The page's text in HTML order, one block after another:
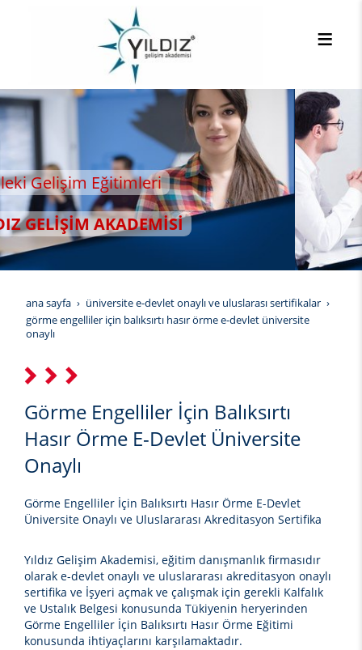
ana sayfa
üniversite e-devlet onaylı ve uluslarası sertifikalar
görme engelliler i̇çin balıksırtı hasır örme e-devlet üniversite
onaylı
Görme Engelliler İçin Balıksırtı
Hasır Örme E-Devlet Üniversite
Onaylı
Görme Engelliler İçin Balıksırtı Hasır Örme E-Devlet
Üniversite Onaylı ve Uluslararası Akreditasyon Sertifika
Yıldız Gelişim Akademisi, eğitim danışmanlık firmasıdır
olarak e-devlet onaylı ve uluslararası akreditasyon onaylı
sertifika ve İşyeri açmak ve çalışmak için gerekli Kalfalık
ve Ustalık Belgesi konusunda Tükiyenin heryerinden
Görme Engelliler İçin Balıksırtı Hasır Örme Eğitimi
konusunda ihtiyaçlarını karşılamaktadır.